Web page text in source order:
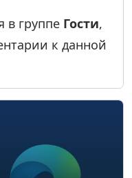
в группе Гости,
к данной